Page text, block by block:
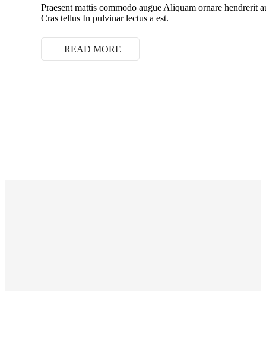
Praesent mattis commodo augue Aliquam ornare hendrerit
Cras tellus In pulvinar lectus a est.
READ MORE